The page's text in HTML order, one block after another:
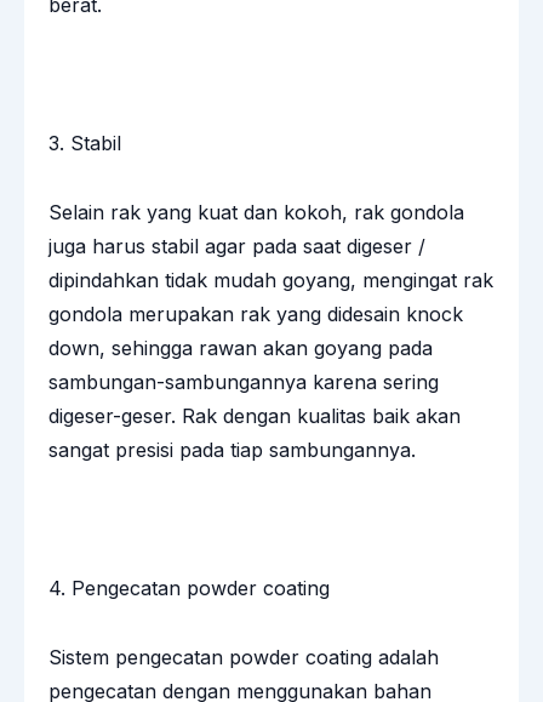
berat.
3. Stabil
Selain rak yang kuat dan kokoh, rak gondola
juga harus stabil agar pada saat digeser /
dipindahkan tidak mudah goyang, mengingat rak
gondola merupakan rak yang didesain knock
down, sehingga rawan akan goyang pada
sambungan-sambungannya karena sering
digeser-geser. Rak dengan kualitas baik akan
sangat presisi pada tiap sambungannya.
4. Pengecatan powder coating
Sistem pengecatan powder coating adalah
pengecatan dengan menggunakan bahan